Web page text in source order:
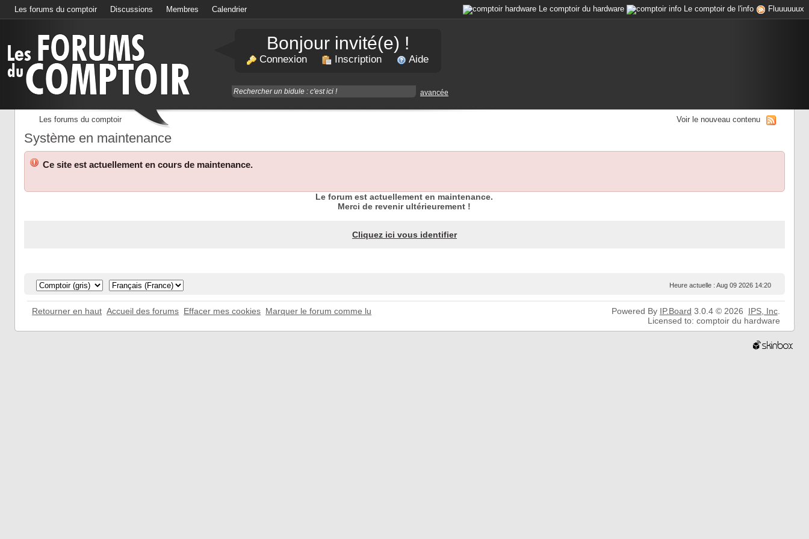
Les forums du comptoir Discussions Membres Calendrier Le comptoir du hardware Le comptoir de l'info Fluuuuuux
Bonjour invité(e) !
Connexion Inscription Aide
avancée
Les forums du comptoir Voir le nouveau contenu
Système en maintenance
Ce site est actuellement en cours de maintenance.
Le forum est actuellement en maintenance.
Merci de revenir ultérieurement !
Cliquez ici vous identifier
Heure actuelle : Aug 09 2026 14:20
Retourner en haut Accueil des forums Effacer mes cookies Marquer le forum comme lu Powered By IP.Board 3.0.4 © 2026 IPS, Inc.
Licensed to: comptoir du hardware